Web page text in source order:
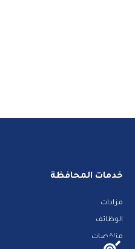
خدمات المحافظة
مزادات
الوظائف
مناقصات